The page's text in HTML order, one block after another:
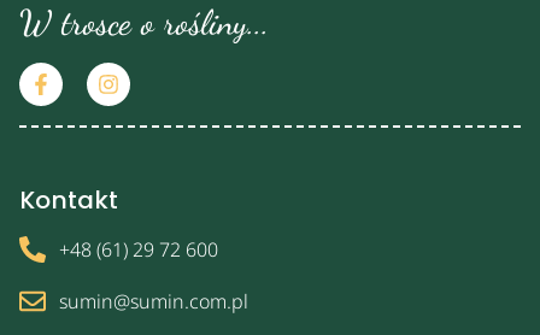
W trosce o rośliny...
Kontakt
+48 (61) 29 72 600
sumin@sumin.com.pl